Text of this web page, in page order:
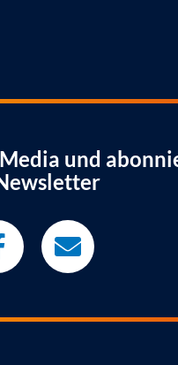
und